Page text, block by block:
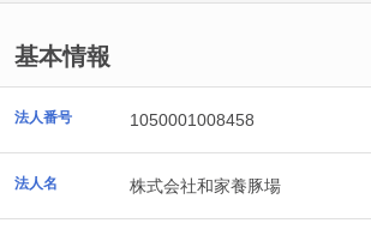
基本情報
法人番号 1050001008458
法人名 株式会社和家養豚場